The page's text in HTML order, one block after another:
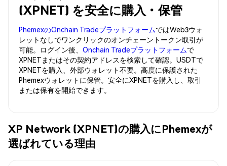
(XPNET) を安全に購入・保管
PhemexのOnchain TradeプラットフォームではWeb3ウォ
レットなしでワンクリックのオンチェーントークン取引が
可能。ログイン後、 Onchain Tradeプラットフォームで
XPNETまたはその契約アドレスを検索して確認。USDTで
XPNETを購入、外部ウォレット不要。高度に保護された
Phemexウォレットに保管。安全にXPNETを購入し、取引
または保有を開始できます。
XP Network (XPNET)の購入にPhemexが
選ばれている理由